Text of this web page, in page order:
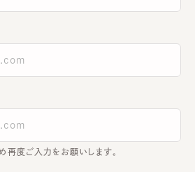
再度ご入力をお願いします。